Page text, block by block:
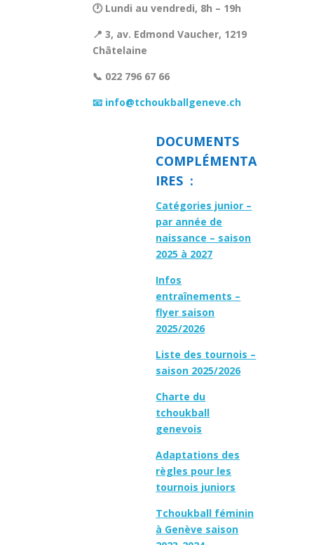
🕐 Lundi au vendredi, 8h – 19h
📍 3, av. Edmond Vaucher, 1219
Châtelaine
📞 022 796 67 66
📧 info@tchoukballgeneve.ch
DOCUMENTS
COMPLÉMENTA
IRES :
Catégories junior –
par année de
naissance – saison
2025 à 2027
Infos
entraînements –
flyer saison
2025/2026
Liste des tournois –
saison 2025/2026
Charte du
tchoukball
genevois
Adaptations des
règles pour les
tournois juniors
Tchoukball féminin
à Genève saison